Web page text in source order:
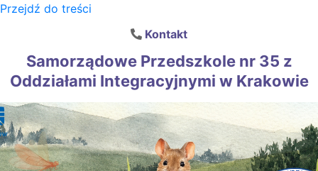
Przejdź do treści
Kontakt
Samorządowe Przedszkole nr 35 z
Oddziałami Integracyjnymi w Krakowie